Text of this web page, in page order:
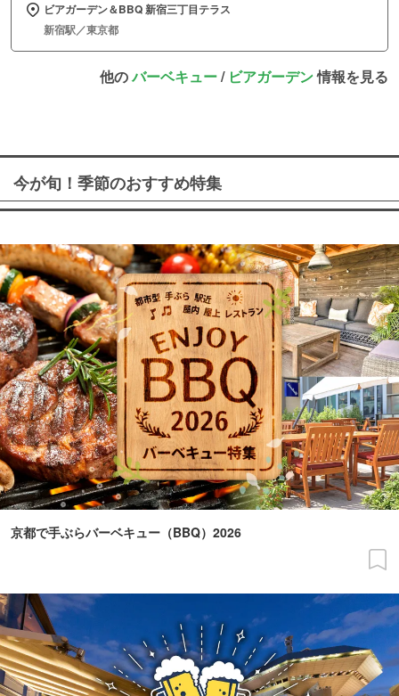
ビアガーデン＆BBQ 新宿三丁目テラス
新宿駅／東京都
他のバーベキュー/ ビアガーデン情報を見る
今が旬！季節のおすすめ特集
京都で手ぶらバーベキュー（BBQ）2026